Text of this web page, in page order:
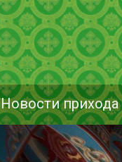
Новости прихода